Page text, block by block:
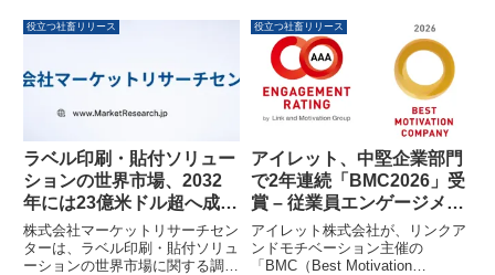
このレポートによると、世界の軸
億2,200万米ドルに成長すると予
（CAGR）は4.8%を見込んでい
セグメント別予測や関連企業情報
などが含まれており、電子機器製
造における自動化、小型化、カス
タマイズといったトレンドが市場
を牽引していることが示されてい
ます。
た。全27問の設問に回答するだ
けで、自社のAI活用状況を多角的
に可視化した診断レポートが即時
メールで送付されます。
役立つ社畜リリース
ラベル印刷・貼付ソリュー
ションの世界市場、2032
年には23億米ドル超へ成長
予測
株式会社マーケットリサーチセン
ターは、ラベル印刷・貼付ソリュ
ーションの世界市場に関する調査
役立つ社畜リリース
アイレット、中堅企業部門
で2年連続「BMC2026」受
賞 – 従業員エンゲージメン
トの高さが評価
アイレット株式会社が、リンクア
ンドモチベーション主催の
「BMC（Best Motivation